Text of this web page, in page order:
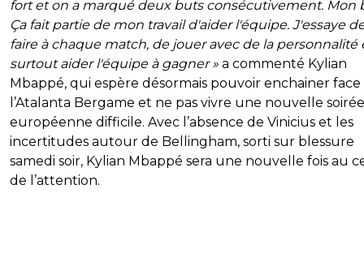
fort et on a marqué deux buts consécutivement. Mon
Ça fait partie de mon travail d'aider l'équipe. J'essaye
faire à chaque match, de jouer avec de la personnalité
surtout aider l'équipe à gagner » a commenté Kylian
Mbappé, qui espère désormais pouvoir enchainer face
l’Atalanta Bergame et ne pas vivre une nouvelle soirée
européenne difficile. Avec l’absence de Vinicius et les
incertitudes autour de Bellingham, sorti sur blessure
samedi soir, Kylian Mbappé sera une nouvelle fois au
de l’attention.